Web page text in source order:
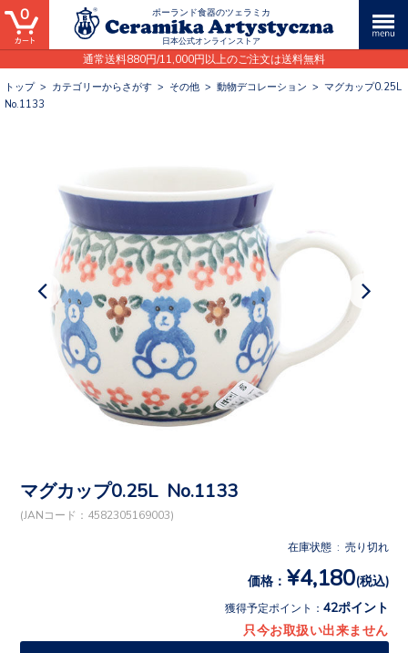
ポーランド食器のツェラミカ
日本公式オンラインストア
通常送料880円/11,000円以上のご注文は送料無料
0
トップ> カテゴリーからさがす > その他 > 動物デコレーション > マグカップ0.25L
No.1133
マグカップ0.25L No.1133
(JANコード：4582305169003)
在庫状態 : 売り切れ
価格： ¥4,180(税込)
獲得予定ポイント： 42ポイント
只今お取扱い出来ません